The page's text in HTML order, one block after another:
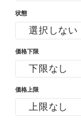
状態
価格下限
価格上限